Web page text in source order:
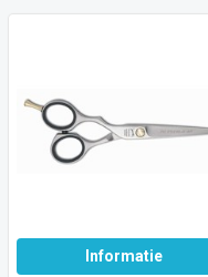
Informatie